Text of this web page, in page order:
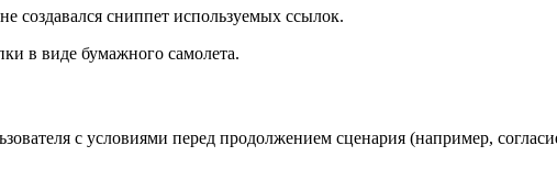
создавался сниппет используемых ссылок.
в виде бумажного самолета.
с условиями перед продолжением сценария (например,